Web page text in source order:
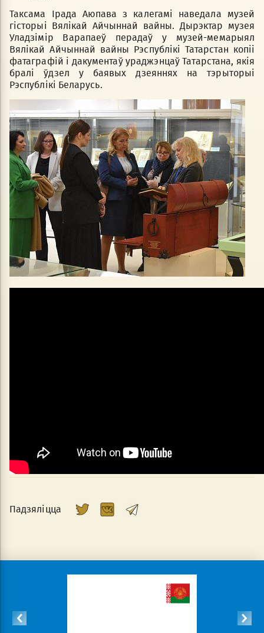
Таксама Ірада Аюпава з калегамі наведала музей
гісторыі Вялікай Айчыннай вайны. Дырэктар музея
Уладзімір Варапаеў перадаў у музей-мемарыял
Вялікай Айчыннай вайны Рэспублікі Татарстан копіі
фатаграфій і дакументаў ураджэнцаў Татарстана, якія
бралі ўдзел у баявых дзеяннях на тэрыторыі
Рэспублікі Беларусь.
Падзяліцца